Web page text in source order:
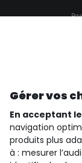
qui sommes-
besoin d'aide ?
Gérer vos
En acceptant
navigation
produits plus
à : mesurer